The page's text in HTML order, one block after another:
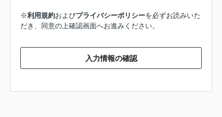
※利用規約およびプライバシーポリシーを必ずお読みいた
だき、同意の上確認画面へお進みください。
入力情報の確認